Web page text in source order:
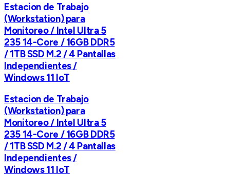
Estacion de Trabajo
(Workstation) para
Monitoreo / Intel Ultra 5
235 14-Core / 16GB DDR5
/ 1TB SSD M.2 / 4 Pantallas
Independientes /
Windows 11 IoT
Estacion de Trabajo
(Workstation) para
Monitoreo / Intel Ultra 5
235 14-Core / 16GB DDR5
/ 1TB SSD M.2 / 4 Pantallas
Independientes /
Windows 11 IoT